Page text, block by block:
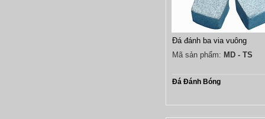
Đá đánh ba via vuông
Mã sản phẩm: MD - TS
Đá Đánh Bóng